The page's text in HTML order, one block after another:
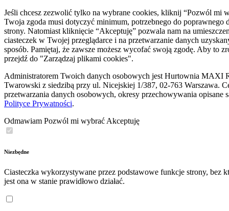
Jeśli chcesz zezwolić tylko na wybrane cookies, kliknij “Pozwól mi
Twoja zgoda musi dotyczyć minimum, potrzebnego do poprawnego
strony. Natomiast kliknięcie “Akceptuję” pozwala nam na
ciasteczek w Twojej przeglądarce i na przetwarzanie danych
sposób. Pamiętaj, że zawsze możesz wycofać swoją zgodę. Aby to
przejdź do "Zarządzaj plikami cookies".
Administratorem Twoich danych osobowych jest Hurtownia MAXI
Twarowski z siedzibą przy ul. Nicejskiej 1/387, 02-763 Warszawa.
przetwarzania danych osobowych, okresy przechowywania opisane
Polityce Prywatności.
Odmawiam Pozwól mi wybrać Akceptuję
Niezbędne
Ciasteczka wykorzystywane przez podstawowe funkcje strony, bez
jest ona w stanie prawidłowo działać.